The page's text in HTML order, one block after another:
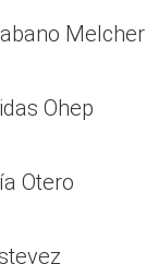
Melcher
Ohep
Otero